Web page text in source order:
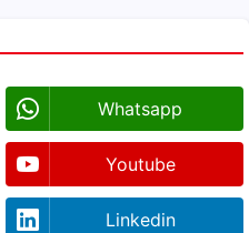
Whatsapp
Youtube
Linkedin